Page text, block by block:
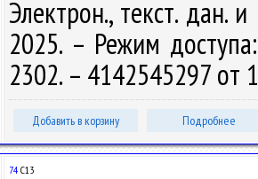
Электрон., текст. дан.
2025. – Режим
2302. – 4142545297 от
Добавить в корзину Подробнее
74 С13